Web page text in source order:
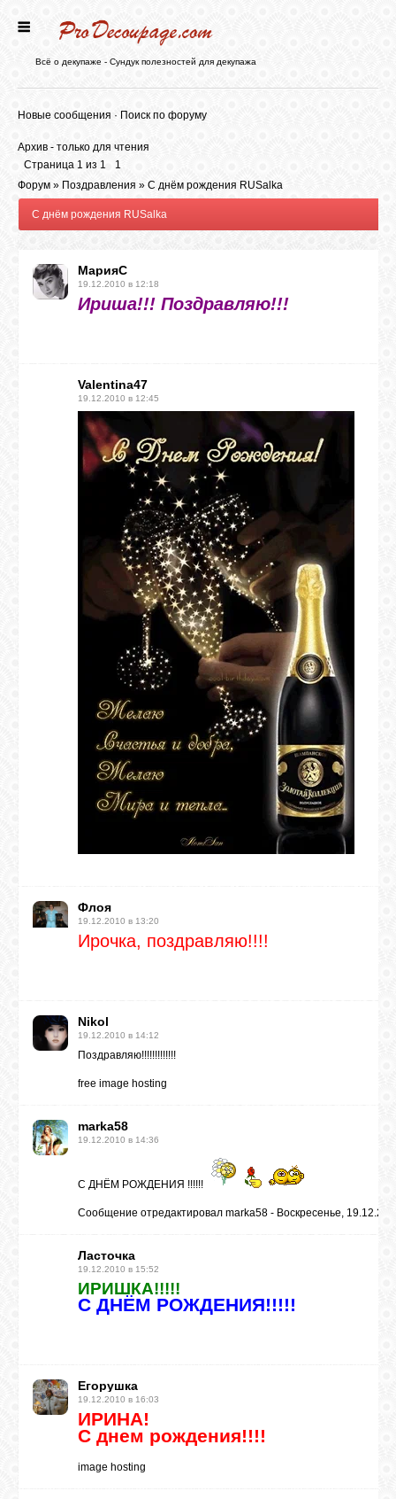
БЛОГ
ФОРУМ
СТАТЬИ
RSS
FACEBOOK
PINTEREST
Всё о декупаже - Сундук полезностей для декупажа
Новые сообщения · Поиск по форуму
Архив - только для чтения
Страница 1 из 1
1
Форум » Поздравления » С днём рождения RUSalka
С днём рождения RUSalka
МарияС
19.12.2010 в 12:18
Ириша!!! Поздравляю!!!
Valentina47
19.12.2010 в 12:45
Флоя
19.12.2010 в 13:20
Ирочка, поздравляю!!!!
Nikol
19.12.2010 в 14:12
Поздравляю!!!!!!!!!!!!!
free image hosting
marka58
19.12.2010 в 14:36
С ДНЁМ РОЖДЕНИЯ !!!!!!
Сообщение отредактировал marka58 - Воскресенье,
Ласточка
19.12.2010 в 15:52
ИРИШКА!!!!!
С ДНЁМ РОЖДЕНИЯ!!!!!
Егорушка
19.12.2010 в 16:03
ИРИНА!
С днем рождения!!!!
image hosting